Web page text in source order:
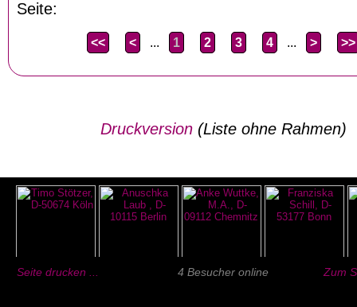
Seite:
<< < ... 1 2 3 4 ... > >>
Druckversion(Liste ohne Rahmen)
Seite drucken ... 4 Besucher online Zum